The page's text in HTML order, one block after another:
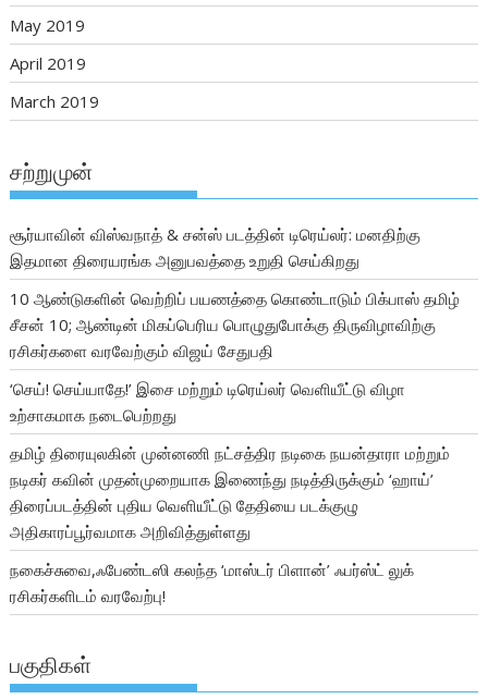
May 2019
April 2019
March 2019
சற்றுமுன்
சூர்யாவின் விஸ்வநாத் & சன்ஸ் படத்தின் டிரெய்லர்: மனதிற்கு
இதமான திரையரங்க அனுபவத்தை உறுதி செய்கிறது
10 ஆண்டுகளின் வெற்றிப் பயணத்தை கொண்டாடும் பிக்பாஸ் தமிழ்
சீசன் 10; ஆண்டின் மிகப்பெரிய பொழுதுபோக்கு திருவிழாவிற்கு
ரசிகர்களை வரவேற்கும் விஜய் சேதுபதி
‘செய்! செய்யாதே!’ இசை மற்றும் டிரெய்லர் வெளியீட்டு விழா
உற்சாகமாக நடைபெற்றது
தமிழ் திரையுலகின் முன்னணி நட்சத்திர நடிகை நயன்தாரா மற்றும்
நடிகர் கவின் முதன்முறையாக இணைந்து நடித்திருக்கும் ‘ஹாய்’
திரைப்படத்தின் புதிய வெளியீட்டு தேதியை படக்குழு
அதிகாரப்பூர்வமாக அறிவித்துள்ளது
நகைச்சுவை,ஃபேண்டஸி கலந்த ‘மாஸ்டர் பிளான்’ ஃபர்ஸ்ட் லுக்
ரசிகர்களிடம் வரவேற்பு!
பகுதிகள்